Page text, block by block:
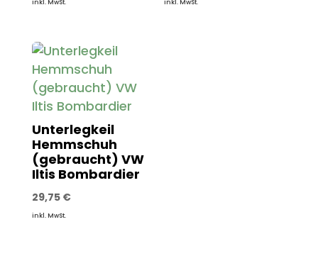
inkl. MwSt. inkl. MwSt.
Unterlegkeil
Hemmschuh
(gebraucht) VW
Iltis Bombardier
29,75 €
inkl. MwSt.